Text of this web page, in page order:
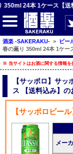
本 1ケース【送料込み
【サイト内
【ジャンル
ビール
発泡酒・新
酒楽 -SAKERAKU- > ビー
春の薫り 350ml 24本 1ケー
※ 当サイトはお酒に関する情報を
【サッポロ】サ
ス 【送料込み】
【サッポロビー
メー